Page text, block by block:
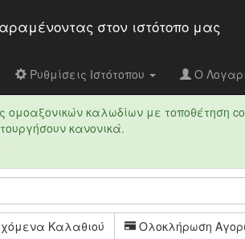
στον ιστότοπo μας
Ρυθμίσεις Ιστότοπου Ο
καλωδίων με τοποθέτηση
κανονικά.
Καλαθιού Ολοκλήρωση